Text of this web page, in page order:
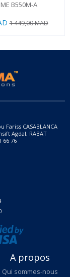
B550M-A
1 449,00 MAD
CASABLANCA
Agdal, RABAT
66 76
A propos
Qui sommes-nous